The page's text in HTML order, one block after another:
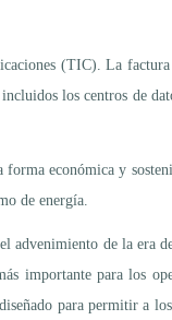
(TIC). La
los centros de
económica y
de energía.
advenimiento de la era
importante para los
para permitir a